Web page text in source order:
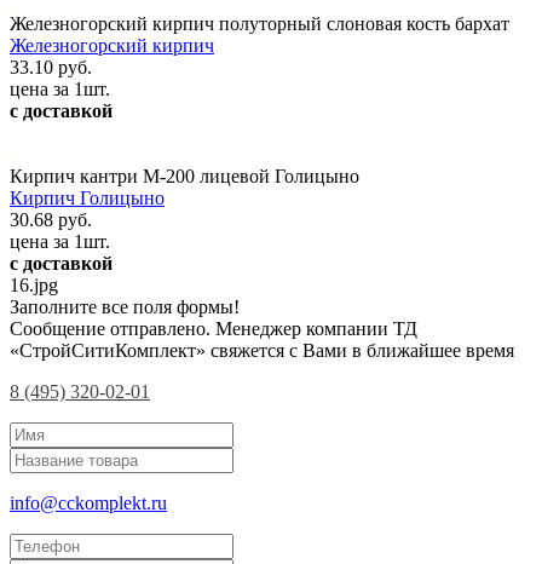
Железногорский кирпич полуторный слоновая кость бархат
Железногорский кирпич
33.10 руб.
цена за 1шт.
с доставкой
Кирпич кантри М-200 лицевой Голицыно
Кирпич Голицыно
30.68 руб.
цена за 1шт.
с доставкой
16.jpg
Заполните все поля формы!
Сообщение отправлено. Менеджер компании ТД
«СтройСитиКомплект» свяжется с Вами в ближайшее время
8 (495) 320-02-01
info@cckomplekt.ru